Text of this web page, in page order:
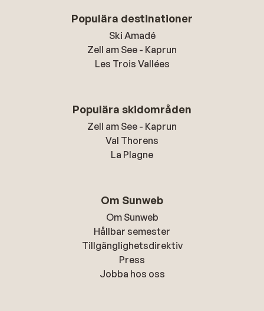
Populära destinationer
Ski Amadé
Zell am See - Kaprun
Les Trois Vallées
Populära skidområden
Zell am See - Kaprun
Val Thorens
La Plagne
Om Sunweb
Om Sunweb
Hållbar semester
Tillgänglighetsdirektiv
Press
Jobba hos oss